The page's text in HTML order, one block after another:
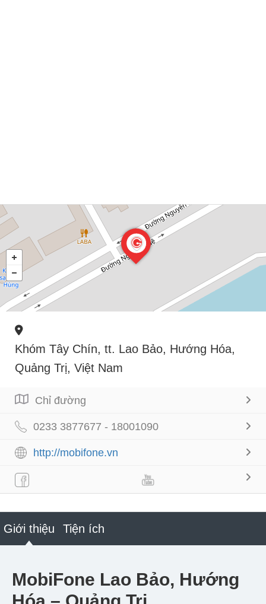
Khóm Tây Chín, tt. Lao Bảo, Hướng Hóa,
Quảng Trị, Việt Nam
Chỉ đường
0233 3877677 - 18001090
http://mobifone.vn
Giới thiệu Tiện ích
MobiFone Lao Bảo, Hướng